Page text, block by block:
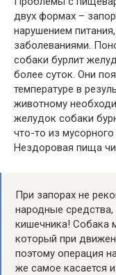
двух формах –
нарушением
заболеваниями.
собаки бурлит
более суток. Они
температуре в
животному
желудок собаки
что-то из
Нездоровая пища
При запорах не
народные
кишечника! Собака
который при
поэтому операция
же самое касается